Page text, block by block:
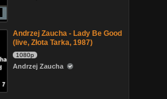
Andrzej Zaucha - Lady Be Good
(live, Złota Tarka, 1987)
1080p
Andrzej Zaucha